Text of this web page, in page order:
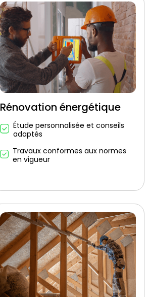
Rénovation énergétique
Étude personnalisée et conseils
adaptés
Travaux conformes aux normes
en vigueur